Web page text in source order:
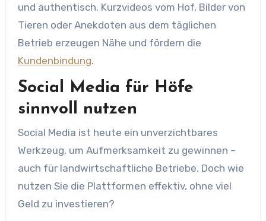
und authentisch. Kurzvideos vom Hof, Bilder von
Tieren oder Anekdoten aus dem täglichen
Betrieb erzeugen Nähe und fördern die
Kundenbindung.
Social Media für Höfe
sinnvoll nutzen
Social Media ist heute ein unverzichtbares
Werkzeug, um Aufmerksamkeit zu gewinnen –
auch für landwirtschaftliche Betriebe. Doch wie
nutzen Sie die Plattformen effektiv, ohne viel
Geld zu investieren?